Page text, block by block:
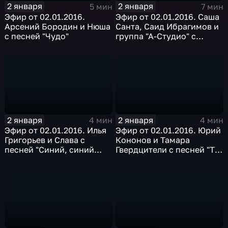
2 января
5 мин
Эфир от 02.01.2016.
Арсений Бородин и Нюша
с песней "Чудо"
2 января
7 мин
Эфир от 02.01.2016. Саша
Санта, Саид Ибрагимов и
группа "А-Студио" с
2 января
4 мин
Эфир от 02.01.2016. Илья
Григорьев и Слава с
песней "Синий, синий
2 января
4 мин
Эфир от 02.01.2016. Юрий
Кононов и Тамара
Гвердцители с песней "Ты